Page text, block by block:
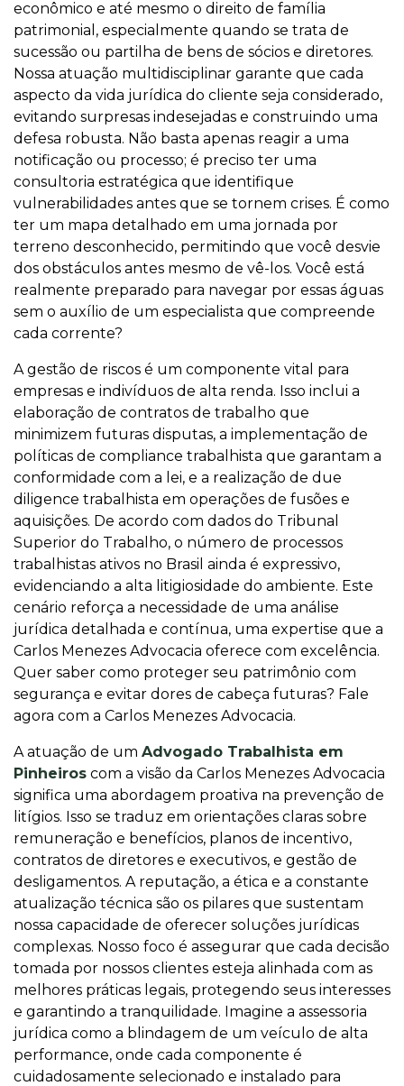
econômico e até mesmo o direito de família
patrimonial, especialmente quando se trata de
sucessão ou partilha de bens de sócios e diretores.
Nossa atuação multidisciplinar garante que cada
aspecto da vida jurídica do cliente seja considerado,
evitando surpresas indesejadas e construindo uma
defesa robusta. Não basta apenas reagir a uma
notificação ou processo; é preciso ter uma
consultoria estratégica que identifique
vulnerabilidades antes que se tornem crises. É como
ter um mapa detalhado em uma jornada por
terreno desconhecido, permitindo que você desvie
dos obstáculos antes mesmo de vê-los. Você está
realmente preparado para navegar por essas águas
sem o auxílio de um especialista que compreende
cada corrente?
A gestão de riscos é um componente vital para
empresas e indivíduos de alta renda. Isso inclui a
elaboração de contratos de trabalho que
minimizem futuras disputas, a implementação de
políticas de compliance trabalhista que garantam a
conformidade com a lei, e a realização de due
diligence trabalhista em operações de fusões e
aquisições. De acordo com dados do Tribunal
Superior do Trabalho, o número de processos
trabalhistas ativos no Brasil ainda é expressivo,
evidenciando a alta litigiosidade do ambiente. Este
cenário reforça a necessidade de uma análise
jurídica detalhada e contínua, uma expertise que a
Carlos Menezes Advocacia oferece com excelência.
Quer saber como proteger seu patrimônio com
segurança e evitar dores de cabeça futuras? Fale
agora com a Carlos Menezes Advocacia.
A atuação de um Advogado Trabalhista em
Pinheiros com a visão da Carlos Menezes Advocacia
significa uma abordagem proativa na prevenção de
litígios. Isso se traduz em orientações claras sobre
remuneração e benefícios, planos de incentivo,
contratos de diretores e executivos, e gestão de
desligamentos. A reputação, a ética e a constante
atualização técnica são os pilares que sustentam
nossa capacidade de oferecer soluções jurídicas
complexas. Nosso foco é assegurar que cada decisão
tomada por nossos clientes esteja alinhada com as
melhores práticas legais, protegendo seus interesses
e garantindo a tranquilidade. Imagine a assessoria
jurídica como a blindagem de um veículo de alta
performance, onde cada componente é
cuidadosamente selecionado e instalado para